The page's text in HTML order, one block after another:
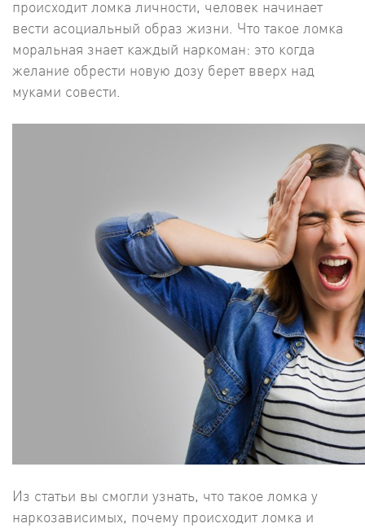
происходит ломка личности, человек начинает
вести асоциальный образ жизни. Что такое ломка
моральная знает каждый наркоман: это когда
желание обрести новую дозу берет вверх над
муками совести.
Из статьи вы смогли узнать, что такое ломка у
наркозависимых, почему происходит ломка и